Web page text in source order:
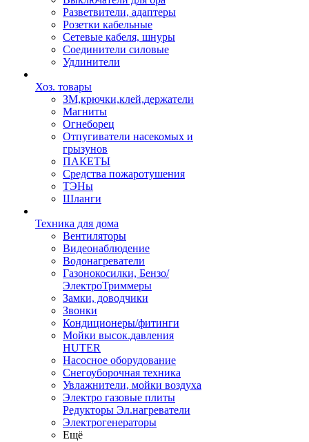
Разветвители, адаптеры
Розетки кабельные
Сетевые кабеля, шнуры
Соединители силовые
Удлинители
Хоз. товары
ЗМ,крючки,клей,держатели
Магниты
Огнеборец
Отпугиватели насекомых и
грызунов
ПАКЕТЫ
Средства пожаротушения
ТЭНы
Шланги
Техника для дома
Вентиляторы
Видеонаблюдение
Водонагреватели
Газонокосилки, Бензо/
ЭлектроТриммеры
Замки, доводчики
Звонки
Кондиционеры/фитинги
Мойки высок.давления
HUTER
Насосное оборудование
Снегоуборочная техника
Увлажнители, мойки воздуха
Электро газовые плиты
Редукторы Эл.нагреватели
Электрогенераторы
Ещё